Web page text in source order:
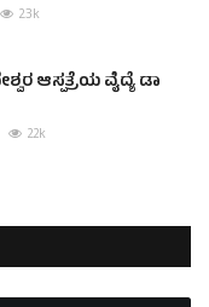
2.3k
ಆಸ್ಪತ್ರೆಯ ವೈದ್ಯೆ ಡಾ
2.2k